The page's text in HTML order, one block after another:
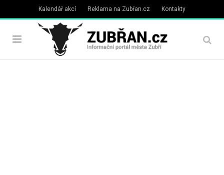
Kalendář akcí Reklama na Zubřan.cz Kontakty